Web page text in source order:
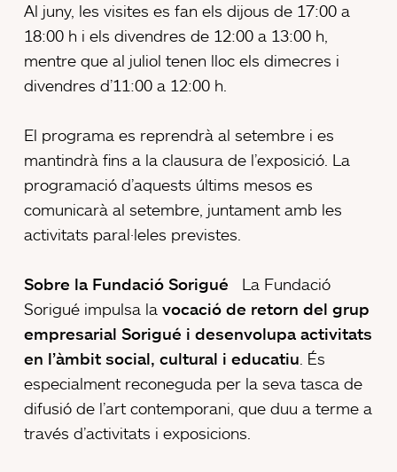
Al juny, les visites es fan els dijous de 17:00 a
18:00 h i els divendres de 12:00 a 13:00 h,
mentre que al juliol tenen lloc els dimecres i
divendres d’11:00 a 12:00 h.
El programa es reprendrà al setembre i es
mantindrà fins a la clausura de l’exposició. La
programació d’aquests últims mesos es
comunicarà al setembre, juntament amb les
activitats paral·leles previstes.
Sobre la Fundació Sorigué
La Fundació
Sorigué impulsa la vocació de retorn del grup
empresarial Sorigué i desenvolupa activitats
en l’àmbit social, cultural i educatiu . És
especialment reconeguda per la seva tasca de
difusió de l’art contemporani, que duu a terme a
través d’activitats i exposicions.